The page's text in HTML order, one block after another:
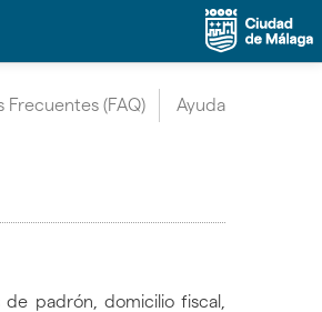
Frecuentes (FAQ) Ayuda
padrón, domicilio fiscal,